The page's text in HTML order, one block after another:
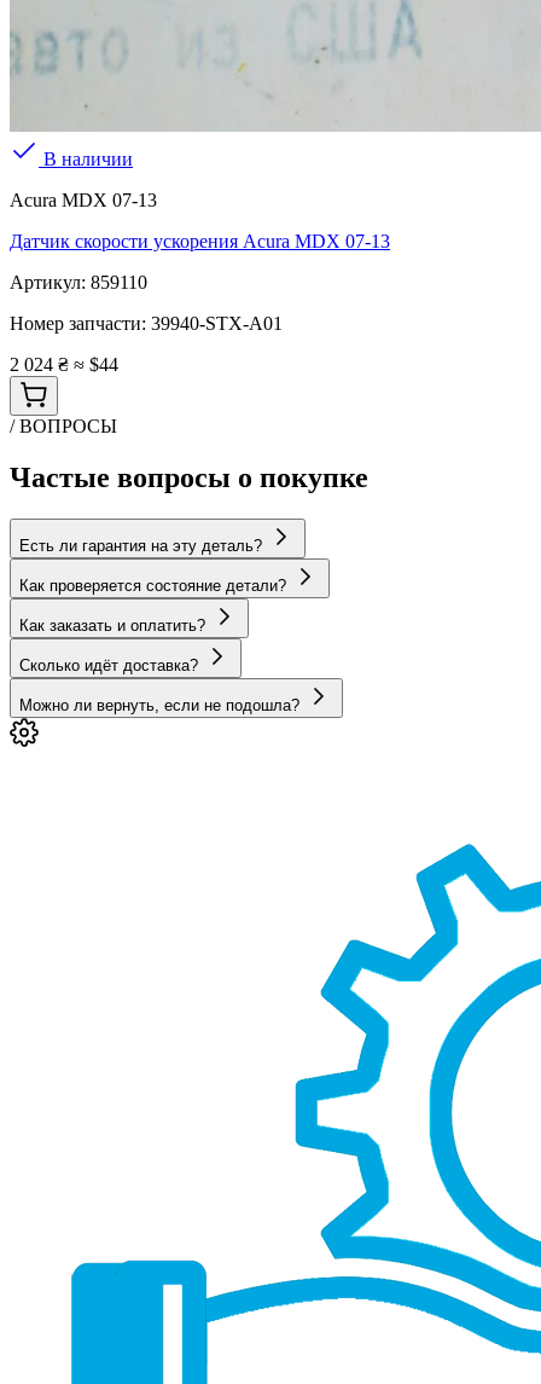
В наличии
Acura MDX 07-13
Датчик скорости ускорения Acura MDX 07-13
Артикул: 859110
Номер запчасти: 39940-STX-A01
2 024 ₴ ≈ $44
/ ВОПРОСЫ
Частые вопросы о покупке
Есть ли гарантия на эту деталь?
Как проверяется состояние детали?
Как заказать и оплатить?
Сколько идёт доставка?
Можно ли вернуть, если не подошла?